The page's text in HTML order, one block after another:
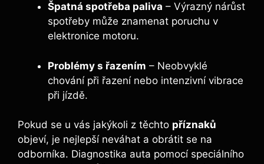
Špatná spotřeba paliva – Výrazný nárůst
spotřeby může znamenat poruchu v
elektronice motoru.
Problémy s řazením – Neobvyklé
chování při řazení nebo intenzivní vibrace
při jízdě.
Pokud se u vás jakýkoli z těchto příznaků
objeví, je nejlepší neváhat a obrátit se na
odborníka. Diagnostika auta pomocí speciálního